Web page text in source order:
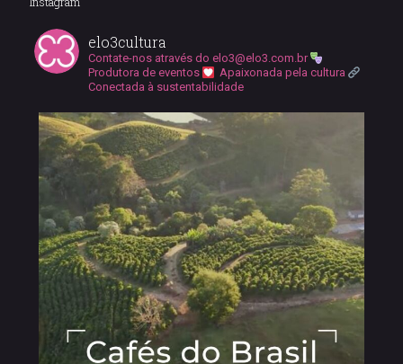
elo3cultura
Contate-nos através do elo3@elo3.com.br
Produtora de eventos
Apaixonada pela cultura
Conectada à sustentabilidade